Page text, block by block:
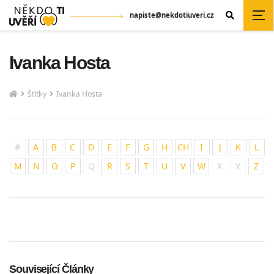
napiste@nekdotiuveri.cz
Ivanka Hosta
Štítky Ivanka Hosta
# A B C D E F G H CH I J K
L
M
N O P Q R S T U V W X Y Z
Související Články